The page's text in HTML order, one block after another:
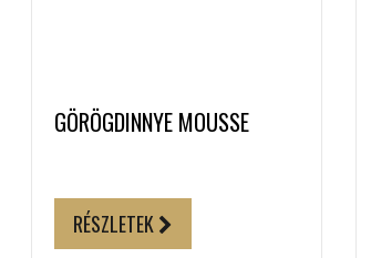
GÖRÖGDINNYE MOUSSE
RÉSZLETEK